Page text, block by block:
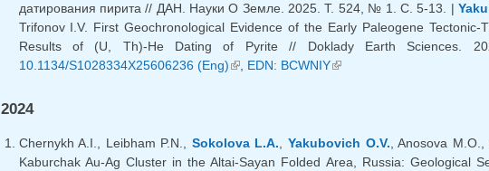
датирования пирита // ДАН. Науки О Земле. 2025. Т. 524, № 1. C. 5-13. |
Trifonov I.V. First Geochronological Evidence of the Early Paleogene
Results of (U, Th)-He Dating of Pyrite // Doklady Earth Sciences.
10.1134/S1028334X25606236 (Eng)(внешняя ссылка)
, EDN: BCWNIY(внешняя ссылка)
2024
Chernykh A.I., Leibham P.N., Sokolova L.A. ,Yakubovich O.V. , Anosova
Kaburchak Au-Ag Cluster in the Altai-Sayan Folded Area, Russia: Geological